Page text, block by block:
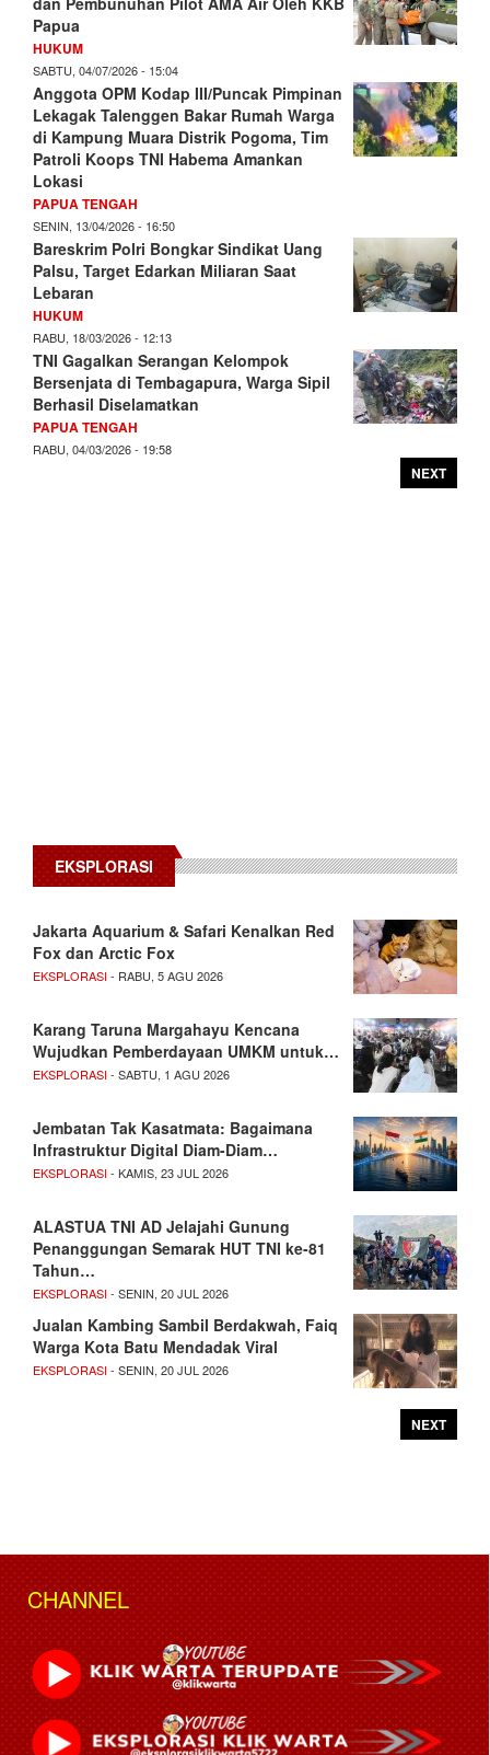
Papua
HUKUM
SABTU, 04/07/2026 - 15:04
Anggota OPM Kodap III/Puncak Pimpinan
Lekagak Talenggen Bakar Rumah Warga
di Kampung Muara Distrik Pogoma, Tim
Patroli Koops TNI Habema Amankan
Lokasi
PAPUA TENGAH
SENIN, 13/04/2026 - 16:50
Bareskrim Polri Bongkar Sindikat Uang
Palsu, Target Edarkan Miliaran Saat
Lebaran
HUKUM
RABU, 18/03/2026 - 12:13
TNI Gagalkan Serangan Kelompok
Bersenjata di Tembagapura, Warga Sipil
Berhasil Diselamatkan
PAPUA TENGAH
RABU, 04/03/2026 - 19:58
NEXT
EKSPLORASI
Jakarta Aquarium & Safari Kenalkan Red
Fox dan Arctic Fox
EKSPLORASI- RABU, 5 AGU 2026
Karang Taruna Margahayu Kencana
Wujudkan Pemberdayaan UMKM untuk…
EKSPLORASI- SABTU, 1 AGU 2026
Jembatan Tak Kasatmata: Bagaimana
Infrastruktur Digital Diam-Diam…
EKSPLORASI- KAMIS, 23 JUL 2026
ALASTUA TNI AD Jelajahi Gunung
Penanggungan Semarak HUT TNI ke-81
Tahun…
EKSPLORASI- SENIN, 20 JUL 2026
Jualan Kambing Sambil Berdakwah, Faiq
Warga Kota Batu Mendadak Viral
EKSPLORASI- SENIN, 20 JUL 2026
NEXT
CHANNEL